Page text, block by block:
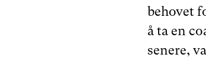
behovet
å ta en
senere,